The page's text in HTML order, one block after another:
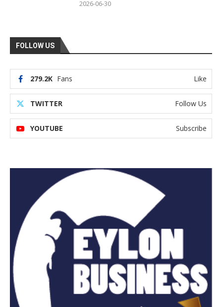
2026-06-30
FOLLOW US
279.2K Fans Like
TWITTER Follow Us
YOUTUBE Subscribe